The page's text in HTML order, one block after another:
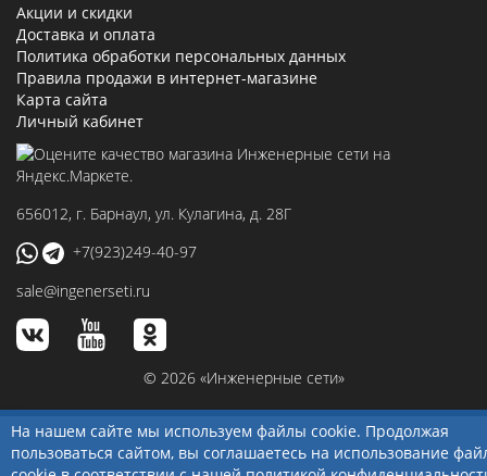
Акции и скидки
Доставка и оплата
Политика обработки персональных данных
Правила продажи в интернет-магазине
Карта сайта
Личный кабинет
656012, г. Барнаул, ул. Кулагина, д. 28Г
+7(923)249-40-97
sale@ingenerseti.ru
© 2026 «Инженерные сети»
На нашем сайте мы используем файлы cookie. Продолжая
пользоваться сайтом, вы соглашаетесь на использование